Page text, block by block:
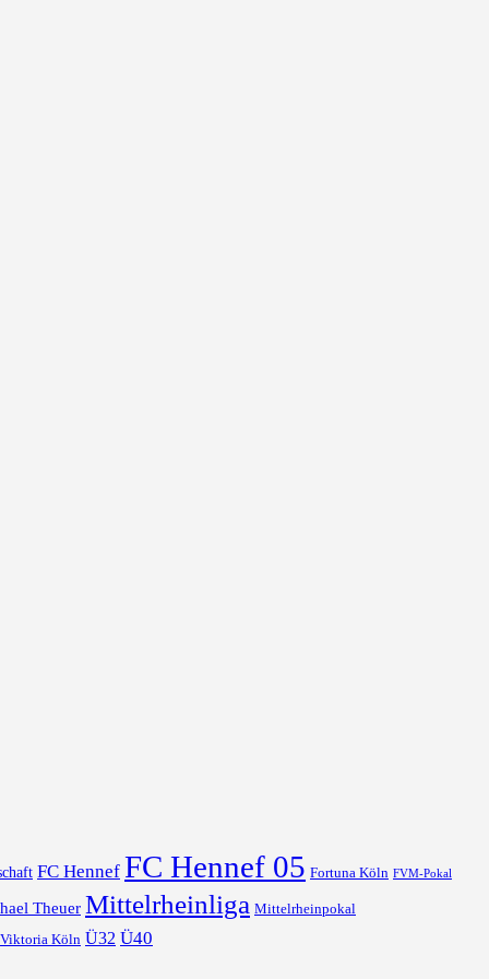
FC Hennef FC Hennef 05 Fortuna Köln FVM-Pokal
Theuer Mittelrheinliga Mittelrheinpokal
Viktoria Köln Ü32 Ü40